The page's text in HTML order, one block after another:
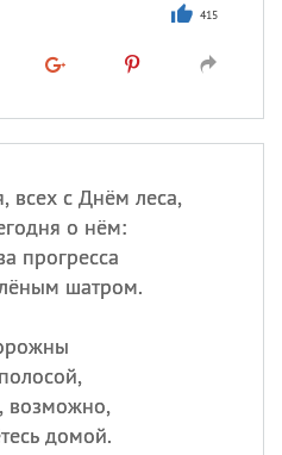
415
всех с Днём леса,
о нём:
прогресса
шатром.
возможно,
домой.
значениеи